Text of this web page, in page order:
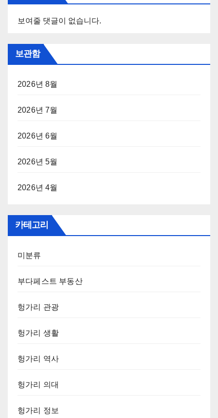
보여줄 댓글이 없습니다.
보관함
2026년 8월
2026년 7월
2026년 6월
2026년 5월
2026년 4월
카테고리
미분류
부다페스트 부동산
헝가리 관광
헝가리 생활
헝가리 역사
헝가리 의대
헝가리 정보